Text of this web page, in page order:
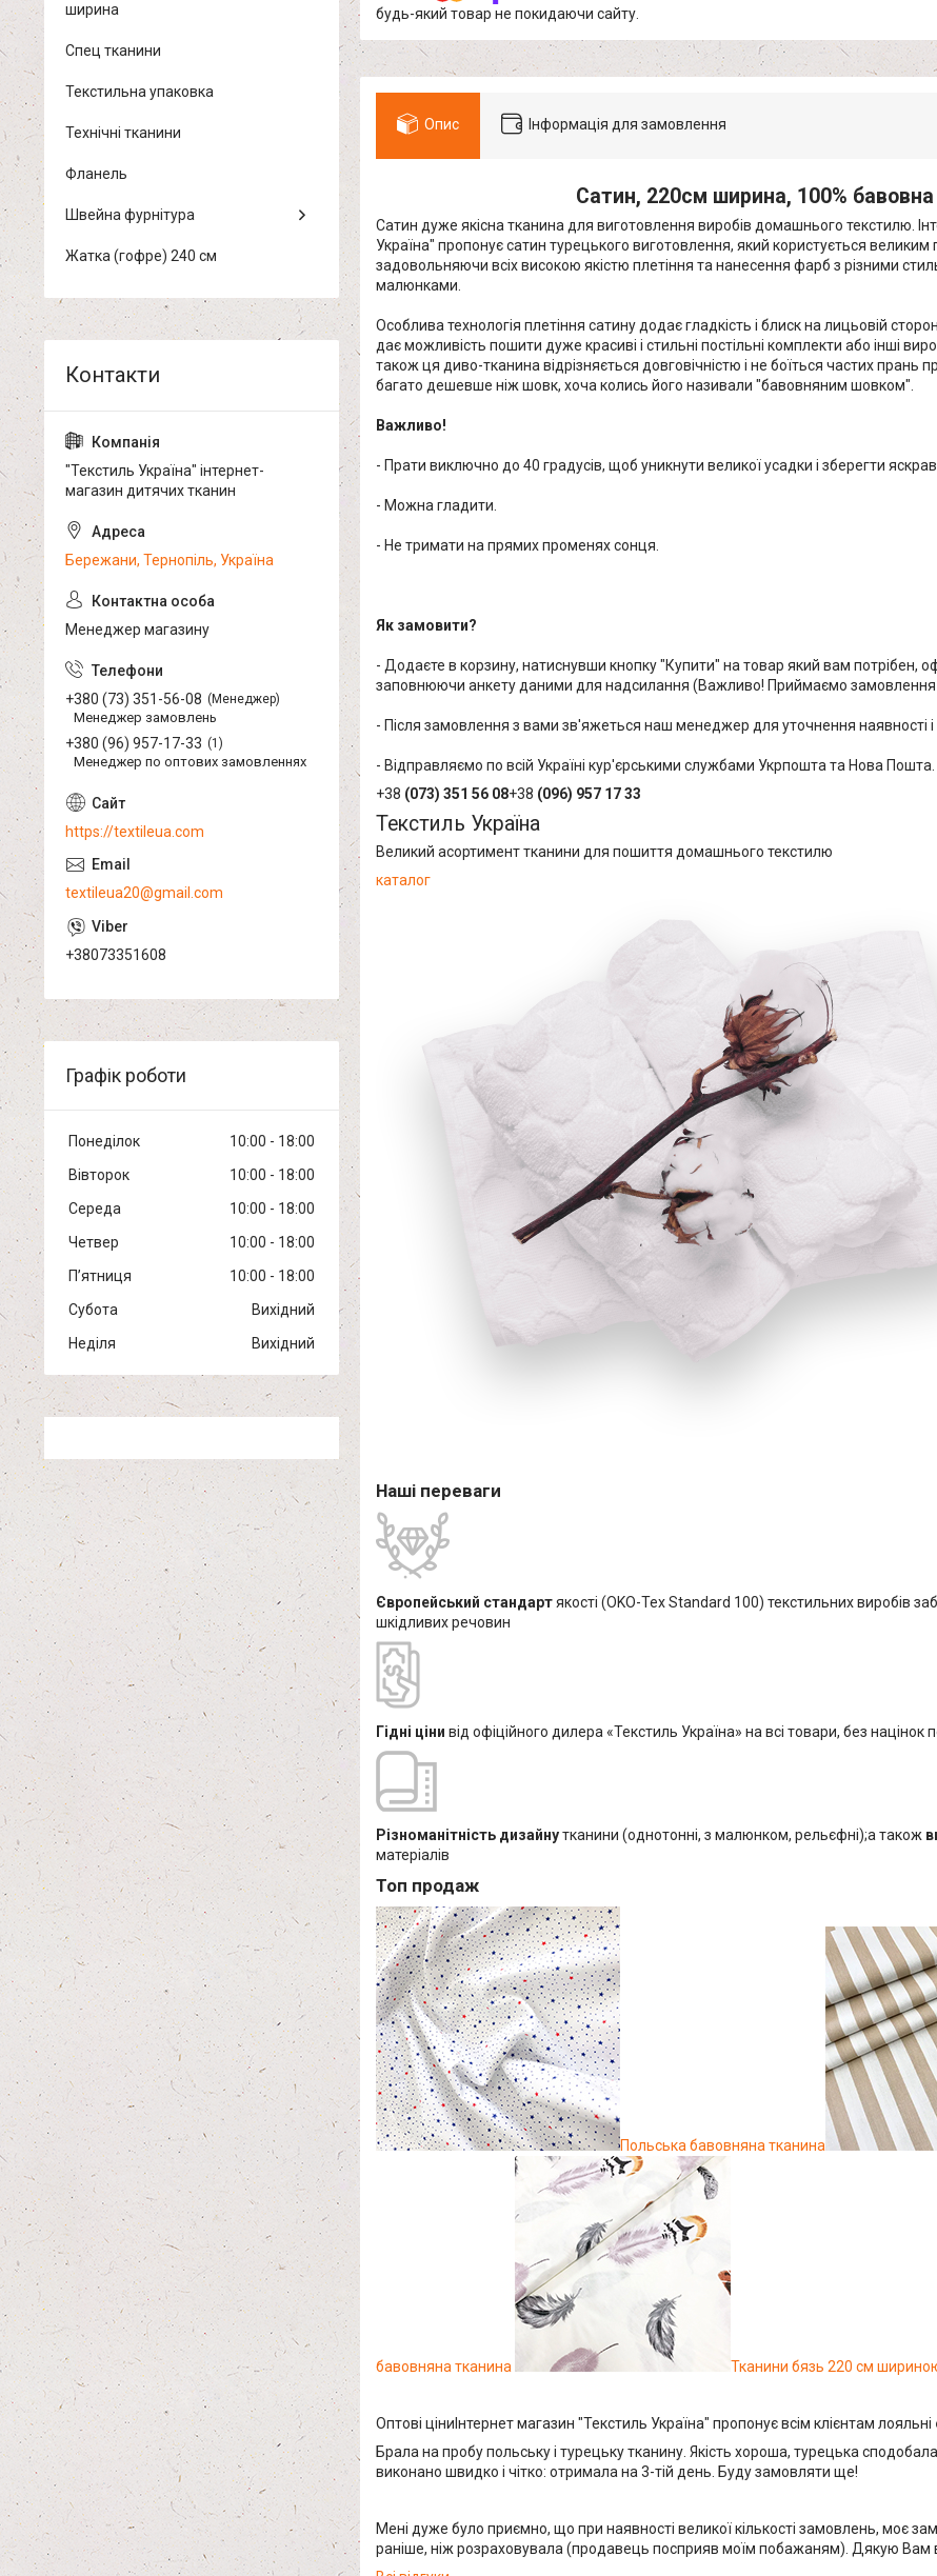
будь-який товар не покидаючи сайту.
Опис Інформація для замовлення
Сатин, 220см ширина, 100% бавовна
Сатин дуже якісна тканина для виготовлення виробів домашнього текстилю.
Україна" пропонує сатин турецького виготовлення, який користується
задовольняючи всіх високою якістю плетіння та нанесення фарб з різними
малюнками.
Особлива технологія плетіння сатину додає гладкість і блиск на лицьовій
дає можливість пошити дуже красиві і стильні постільні комплекти або інші
також ця диво-тканина відрізняється довговічністю і не боїться частих прань
багато дешевше ніж шовк, хоча колись його називали "бавовняним шовком".
Важливо!
- Прати виключно до 40 градусів, щоб уникнути великої усадки і зберегти
- Можна гладити.
- Не тримати на прямих променях сонця.
Як замовити?
- Додаєте в корзину, натиснувши кнопку "Купити" на товар який вам потрібен,
заповнюючи анкету даними для надсилання (Важливо! Приймаємо замовлення
- Після замовлення з вами зв'яжеться наш менеджер для уточнення наявності і
- Відправляємо по всій Україні кур'єрськими службами Укрпошта та Нова Пошта.
+38 (073) 351 56 08+38 (096) 957 17 33
Текстиль Україна
Великий асортимент тканини для пошиття домашнього текстилю
каталог
Наші переваги
Європейський стандартякості (OKO-Tex Standard 100) текстильних виробів
шкідливих речовин
Гідні ціни від офіційного дилера «Текстиль Україна» на всі товари, без націнок
Різноманітність дизайнутканини (однотонні, з малюнком, рельєфні);а також
матеріалів
Топ продаж
Польська бавовняна тканина
бавовняна тканина Тканини бязь 220 см
Оптові ціниІнтернет магазин "Текстиль Україна" пропонує всім клієнтам лояльні
Брала на пробу польську і турецьку тканину. Якість хороша, турецька
виконано швидко і чітко: отримала на 3-тій день. Буду замовляти ще!
Мені дуже було приємно, що при наявності великої кількості замовлень, моє
раніше, ніж розраховувала (продавець посприяв моїм побажаням). Дякую Вам
ширина
Спец тканини
Текстильна упаковка
Технічні тканини
Фланель
Швейна фурнітура
Жатка (гофре) 240 см
"Текстиль Україна" інтернет-
магазин дитячих тканин
Бережани, Тернопіль, Україна
Менеджер магазину
+380 (73) 351-56-08 Менеджер
Менеджер замовлень
+380 (96) 957-17-33 1
Менеджер по оптових замовленнях
https://textileua.com
textileua20@gmail.com
+38073351608
Графік роботи
Понеділок 10:00
18:00
Вівторок
10:00
18:00
Середа
10:00
18:00
Четвер
10:00
18:00
Пʼятниця
10:00
18:00
Субота
Вихідний
Неділя
Вихідний